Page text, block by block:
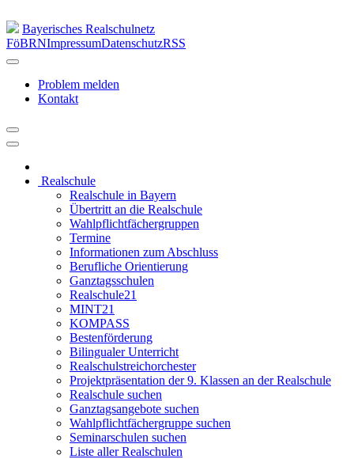
Bayerisches Realschulnetz
FöBRNImpressumDatenschutzRSS
Problem melden
Kontakt
Realschule
Realschule in Bayern
Übertritt an die Realschule
Wahlpflichtfächergruppen
Termine
Informationen zum Abschluss
Berufliche Orientierung
Ganztagsschulen
Realschule21
MINT21
KOMPASS
Bestenförderung
Bilingualer Unterricht
Realschulstreichorchester
Projektpräsentation der 9. Klassen an der Realschule
Realschule suchen
Ganztagsangebote suchen
Wahlpflichtfächergruppe suchen
Seminarschulen suchen
Liste aller Realschulen